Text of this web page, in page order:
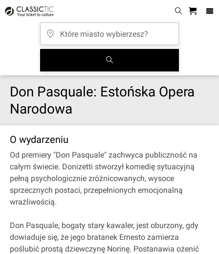
Don Pasquale: Estońska Opera
Narodowa
O wydarzeniu
Od premiery "Don Pasquale" zachwyca publiczność na
całym świecie. Donizetti stworzył komedię sytuacyjną
pełną psychologicznie zróżnicowanych, wysoce
sprzecznych postaci, przepełnionych emocjonalną
wrażliwością.
Don Pasquale, bogaty stary kawaler, jest oburzony, gdy
dowiaduje się, że jego bratanek Ernesto zamierza
poślubić prostą dziewczynę Norinę. Postanawia ożenić